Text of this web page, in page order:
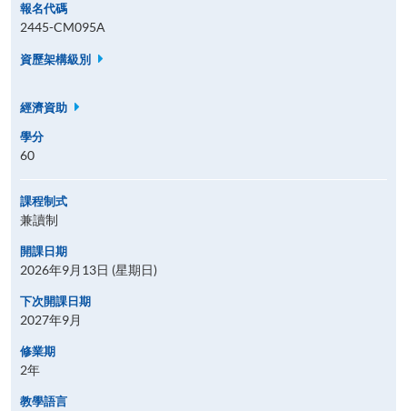
報名代碼
2445-CM095A
資歷架構級別
經濟資助
學分
60
課程制式
兼讀制
開課日期
2026年9月13日 (星期日)
下次開課日期
2027年9月
修業期
2年
教學語言